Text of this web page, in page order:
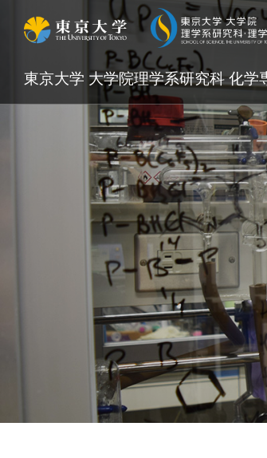
東京大学 大学院理学系研究科 化学